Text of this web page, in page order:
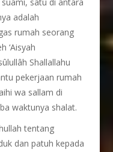
adalah
rumah seorang
‘Aisyah
Shallallahu
pekerjaan rumah
wa sallam di
waktunya shalat.
tentang
dan patuh kepada